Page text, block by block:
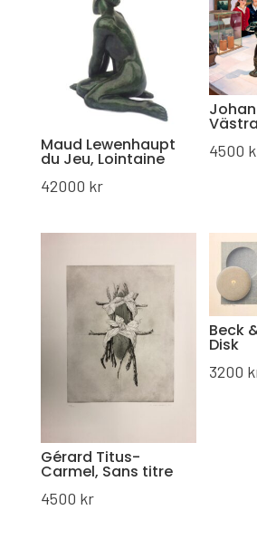
Maud Lewenhaupt
du Jeu, Lointaine
42000 kr
4500
Gérard Titus-
Carmel, Sans titre
4500 kr
Beck
Disk
3200